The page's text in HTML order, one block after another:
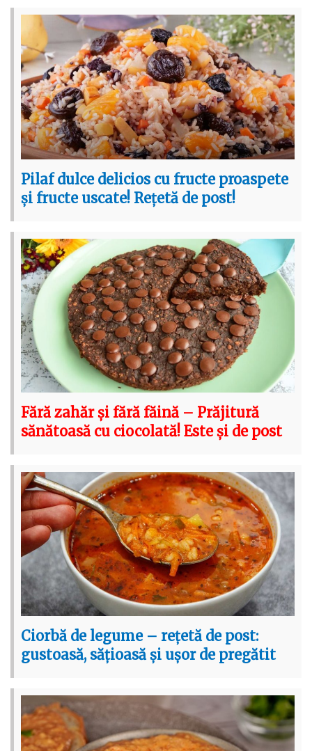
Pilaf dulce delicios cu fructe proaspete
și fructe uscate! Rețetă de post!
Fără zahăr și fără făină – Prăjitură
sănătoasă cu ciocolată! Este și de post
Ciorbă de legume – rețetă de post:
gustoasă, sățioasă și ușor de pregătit